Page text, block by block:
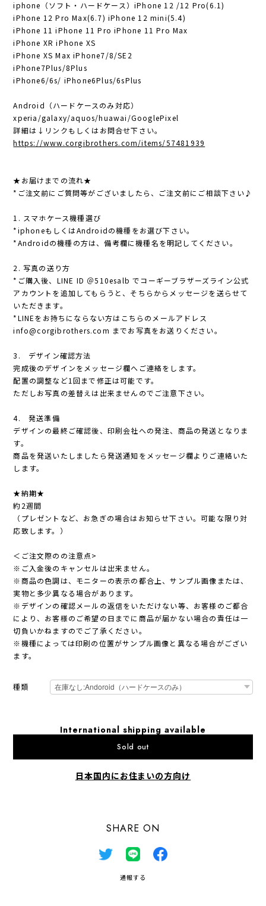
iphone（ソフト・ハードケース）iPhone 12 /12 Pro(6.1)
iPhone 12 Pro Max(6.7) iPhone 12 mini(5.4)
iPhone 11 iPhone 11 Pro iPhone 11 Pro Max
iPhone XR iPhone XS
iPhone XS Max iPhone7/8/SE2
iPhone7Plus/8Plus
iPhone6/6s/ iPhone6Plus/6sPlus
Android（ハードケースのみ対応）
xperia/galaxy/aquos/huawai/GooglePixel
詳細は↓リンクもしくはお問合せ下さい。
https://www.corgibrothers.com/items/57481939
★お届けまでの流れ★
*ご注文前にご質問等がございましたら、ご注文前にご相談下さい♪
1. スマホケース機種選び
*iphoneもしくはAndroidの機種をお選び下さい。
*Androidの機種の方は、備考欄に機種名を明記してください。
2. 写真の送り方
*ご購入後、LINE ID ＠510esalb でコーギーブラザーズライン公式
アカウントを追加してもらうと、そちらからメッセージを送らせて
いただきます。
*LINEをお持ちにならない方はこちらのメールアドレス
info@corgibrothers.com までお写真をお送りください。
3. デザイン確認方法
完成後のデザインをメッセージ欄へご連絡をします。
配置の調整など1回まで修正は可能です。
ただしお写真の差替えは出来ませんのでご注意下さい。
4. 発送準備
デザインの最終ご確認後、印刷会社への発注、商品の発送となりま
す。
商品を発送いたしましたら発送通知をメッセージ欄よりご連絡いた
します。
★納期★
約2週間
（プレゼントなど、お急ぎの場合はお知らせ下さい。可能な限り対
応致します。）
＜ご注文際のの注意点>
※ご入金後のキャンセルは出来ません。
※商品の色調は、モニターの表示の都合上、サンプル画像または、
実物と多少異なる場合があります。
※デザインの確認メールの返信をいただけない等、お客様のご都合
により、お客様のご希望の日までに商品が届かない場合の責任は一
切負いかねますのでご了承ください。
※機種によっては印刷の位置がサンプル画像と異なる場合がござい
ます。
種類
International shipping available
Sold out
日本国内にお住まいの方向け
SHARE ON
通報する